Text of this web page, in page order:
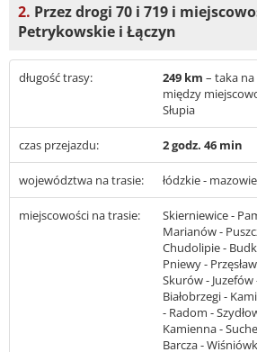
2. Przez drogi 70 i 719 i
Petrykowskie i Łączyn
długość trasy: 249 km – taka na
między
Słupia
czas przejazdu: 2 godz. 46 min
województwa na trasie: łódzkie -
miejscowości na trasie:
Skierniewice -
Marianów -
Chudolipie -
Pniewy -
Skurów - Juzefów
Białobrzegi -
- Radom -
Kamienna -
Barcza -